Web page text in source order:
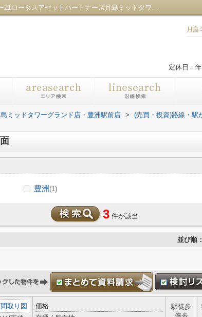
ゆりかもめゆりかもめの駅選択画面｜センチュリー21ロータスアセットパートナーズ月島ミッドタワーグランド店・豊洲駅前店
定休日：
ミッドタワーグランド店・豊洲駅前店 > (売買・投資)路線・駅
豊洲 (1)
3 件が該当
並び順：
間取り図
価格
駅徒歩